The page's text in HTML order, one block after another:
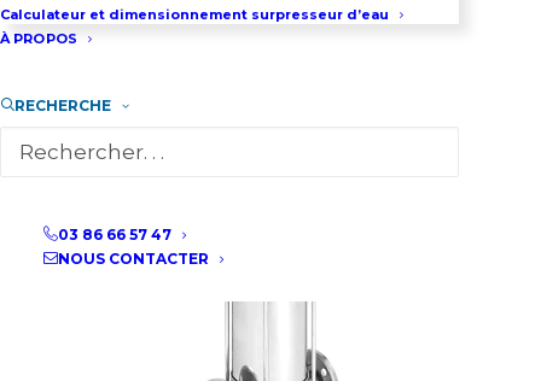
Calculateur et dimensionnement surpresseur d’eau
À PROPOS
RECHERCHE
03 86 66 57 47
NOUS CONTACTER